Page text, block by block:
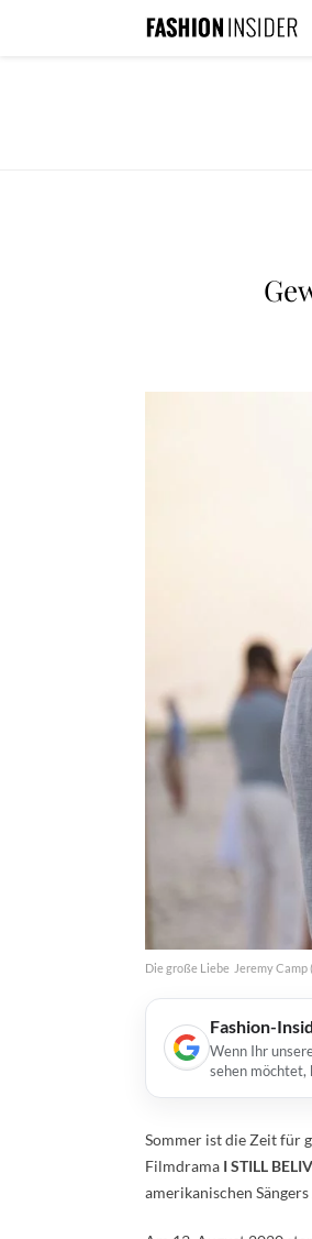
Die große Liebe  Jeremy
Fashion-
Wenn Ihr
sehen möchtet,
Sommer ist die Zeit für
Filmdrama I STILL
amerikanischen